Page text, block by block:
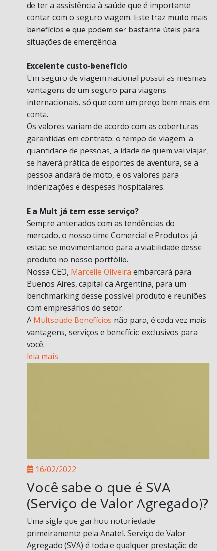
de ter a assistência à saúde que é importante
contar com o seguro viagem. Este traz muito mais
benefícios e que podem ser bastante úteis para
situações de emergência.
Excelente custo-benefício
Um seguro de viagem nacional possui as mesmas
vantagens de um seguro para viagens
internacionais, só que com um preço bem mais em
conta.
Os valores variam de acordo com as coberturas
garantidas em contrato: o tempo de viagem, a
quantidade de pessoas, a idade de quem vai viajar,
se haverá prática de esportes de aventura, se a
pessoa andará de moto, e os valores para
indenizações e despesas hospitalares.
E a Mult já tem esse serviço?
Sempre antenados com as tendências do
mercado, o nosso time Comercial e Produtos já
estão se movimentando para a viabilidade desse
produto no nosso portfólio.
Nossa CEO, Marcelle Oliveira embarcará para
Buenos Aires, capital da Argentina, para um
benchmarking desse possível produto e reuniões
com empresários do setor.
A Multsaúde Benefícios não para, é cada vez mais
vantagens, serviços e benefício exclusivos para
você.
leia mais
16/02/2022
Você sabe o que é SVA
(Serviço de Valor Agregado)?
Uma sigla que ganhou notoriedade
primeiramente pela Anatel, Serviço de Valor
Agregado (SVA) é toda e qualquer prestação de